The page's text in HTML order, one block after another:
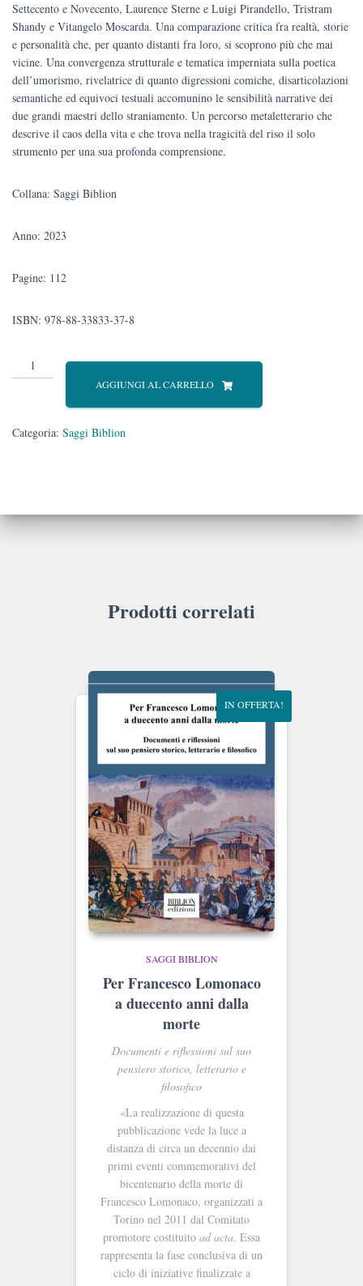
era:
€14.00.
è:
€13.30.
Settecento e Novecento, Laurence Sterne e Luigi Pirandello, Tristram
Shandy e Vitangelo Moscarda. Una comparazione critica fra realtà, storie
e personalità che, per quanto distanti fra loro, si scoprono più che mai
vicine. Una convergenza strutturale e tematica imperniata sulla poetica
dell’umorismo, rivelatrice di quanto digressioni comiche, disarticolazioni
semantiche ed equivoci testuali accomunino le sensibilità narrative dei
due grandi maestri dello straniamento. Un percorso metaletterario che
descrive il caos della vita e che trova nella tragicità del riso il solo
strumento per una sua profonda comprensione.
Collana: Saggi Biblion
Anno: 2023
Pagine: 112
ISBN: 978-88-33833-37-8
Percorsi
e
letteratura
quantità
AGGIUNGI AL CARRELLO
Categoria: Saggi Biblion
Prodotti correlati
IN OFFERTA!
SAGGI BIBLION
Per Francesco Lomonaco
a duecento anni dalla
morte
Documenti e riflessioni sul suo
pensiero storico, letterario e
filosofico
«La realizzazione di questa
pubblicazione vede la luce a
distanza di circa un decennio dai
primi eventi commemorativi del
bicentenario della morte di
Francesco Lomonaco, organizzati a
Torino nel 2011 dal Comitato
promotore costituito ad acta. Essa
rappresenta la fase conclusiva di un
ciclo di iniziative finalizzate a